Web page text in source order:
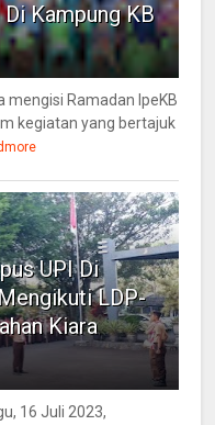
Di Kampung KB
mengisi Ramadan IpeKB
kegiatan yang bertajuk
UPI Di
LDP-
Kiara
16 Juli 2023,